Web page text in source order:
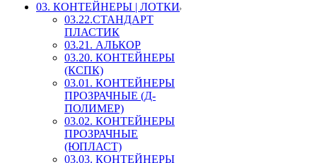
03. КОНТЕЙНЕРЫ | ЛОТКИ
03.22.СТАНДАРТ
ПЛАСТИК
03.21. АЛЬКОР
03.20. КОНТЕЙНЕРЫ
(КСПК)
03.01. КОНТЕЙНЕРЫ
ПРОЗРАЧНЫЕ (Д-
ПОЛИМЕР)
03.02. КОНТЕЙНЕРЫ
ПРОЗРАЧНЫЕ
(ЮПЛАСТ)
03.03. КОНТЕЙНЕРЫ